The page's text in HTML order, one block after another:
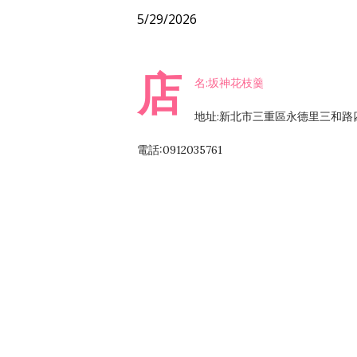
5/29/2026
店 名:坂神花枝羹
地址:新北市三重區永德里三和
電話:0912035761